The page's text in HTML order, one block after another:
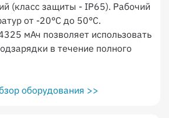
(класс защиты - IP65). Рабочий
от -20°C до 50°C.
мАч позволяет использовать
в течение полного
оборудования >>